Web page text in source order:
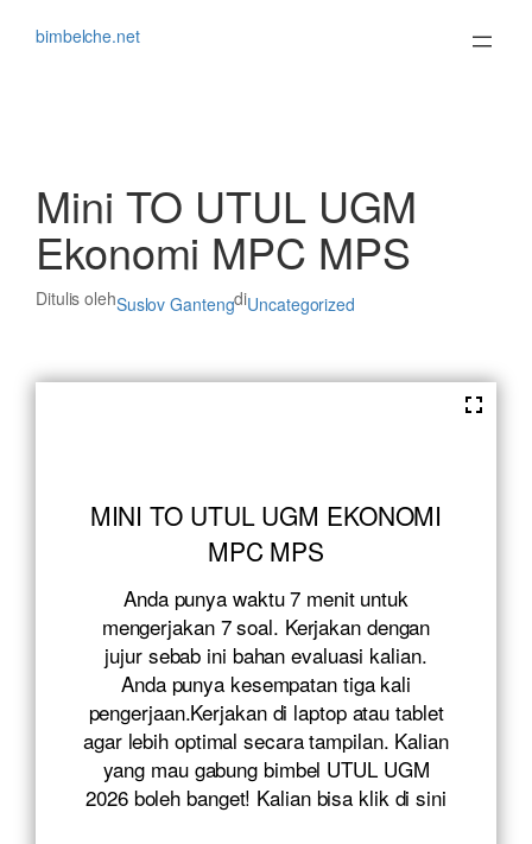
bimbelche.net
Mini TO UTUL UGM
Ekonomi MPC MPS
Ditulis olehSuslov GantengdiUncategorized
MINI TO UTUL UGM EKONOMI
MPC MPS
Anda punya waktu 7 menit untuk
mengerjakan 7 soal. Kerjakan dengan
jujur sebab ini bahan evaluasi kalian.
Anda punya kesempatan tiga kali
pengerjaan.Kerjakan di laptop atau tablet
agar lebih optimal secara tampilan. Kalian
yang mau gabung bimbel UTUL UGM
2026 boleh banget! Kalian bisa klik di sini